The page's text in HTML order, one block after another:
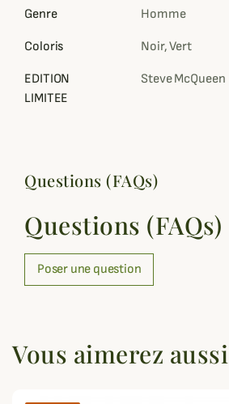
Genre Homme
Coloris Noir, Vert
EDITION
LIMITEE
Steve McQueen
Questions (FAQs)
Questions (FAQs)
Poser une question
Vous aimerez aussi